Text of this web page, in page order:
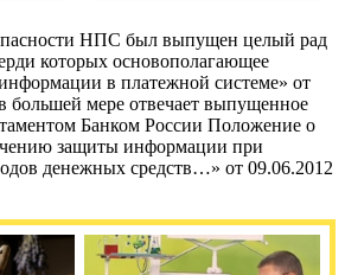
НПС был выпущен целый рад
которых основополагающее
в платежной системе» от
мере отвечает выпущенное
Банком России Положение о
защиты информации при
денежных средств…» от 09.06.2012